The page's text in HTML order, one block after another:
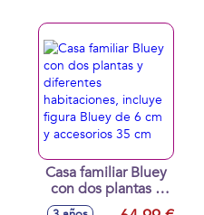
gemas y más de
100 accesorios 43
cm
Casa familiar Bluey
con dos plantas y
diferentes